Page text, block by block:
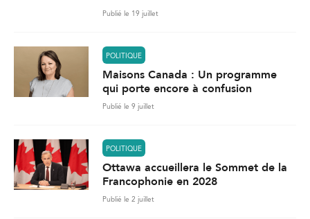
Publié le 19 juillet
POLITIQUE
Maisons Canada : Un programme
qui porte encore à confusion
Publié le 9 juillet
POLITIQUE
Ottawa accueillera le Sommet de la
Francophonie en 2028
Publié le 2 juillet